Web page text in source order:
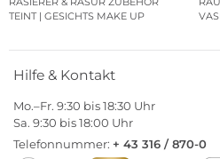
TEINT | GESICHTS MAKE UP
Hilfe & Kontakt
Mo.–Fr. 9:30 bis 18:30 Uhr
Sa. 9:30 bis 18:00 Uhr
Telefonnummer: + 43 316 / 870-0